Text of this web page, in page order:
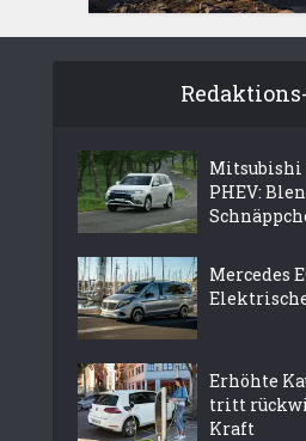
Mitsubishi
PHEV:
Mercedes
Erhöhte
tritt
Kraft